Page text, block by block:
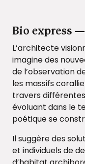
Bio express
L’architecte
imagine des
de l’observation
les massifs
travers
évoluant dans le
poétique se
Il suggère des
et individuels de